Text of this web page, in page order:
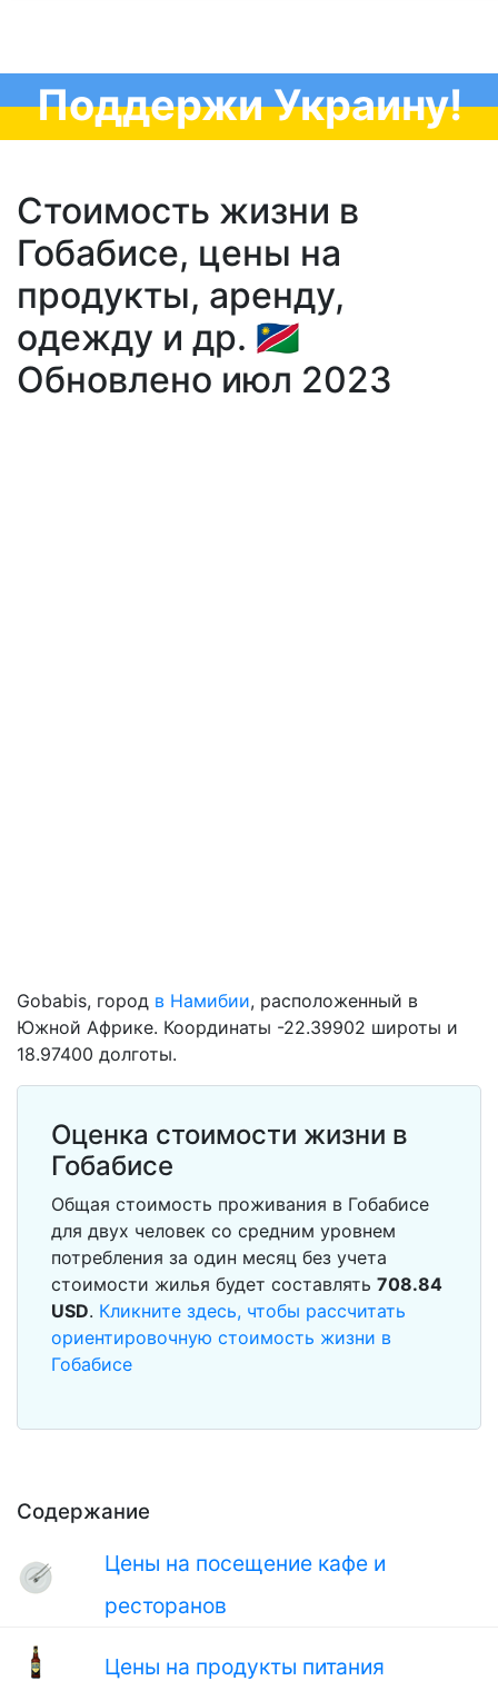
Поддержи Украину!
Стоимость жизни в
Гобабисе, цены на
продукты, аренду,
одежду и др. 🇳🇦
Обновлено июл 2023
Содержание
Цены на посещение кафе и
ресторанов
Цены на продукты питания
Gobabis, город в Намибии, расположенный в
Южной Африке. Координаты -22.39902 широты и
18.97400 долготы.
Оценка стоимости жизни в
Гобабисе
Общая стоимость проживания в Гобабисе
для двух человек со средним уровнем
потребления за один месяц без учета
стоимости жилья будет составлять 708.84
USD. Кликните здесь, чтобы рассчитать
ориентировочную стоимость жизни в
Гобабисе